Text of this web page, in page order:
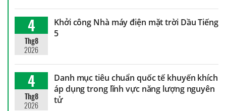
4
Thg8
2026
Khởi công Nhà máy điện mặt trời Dầu Tiếng
5
4
Thg8
2026
Danh mục tiêu chuẩn quốc tế khuyến khích
áp dụng trong lĩnh vực năng lượng nguyên
tử